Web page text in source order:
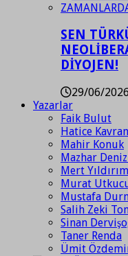
SEN
DİYOJEN!
29/06/2026
Yazarlar
Faik Bulut
Hatice Kavran
Mahir Konuk
Mazhar
Mert Yıldırım
Murat
Mustafa
Salih Zeki
Sinan
Taner Renda
Ümit